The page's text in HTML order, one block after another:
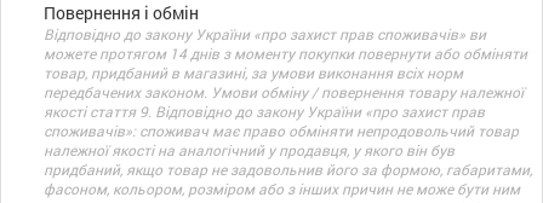
Повернення і обмін
Відповідно до закону України «про захист прав споживачів» ви
можете протягом 14 днів з моменту покупки повернути або обміняти
товар, придбаний в магазині, за умови виконання всіх норм
передбачених законом. Умови обміну / повернення товару належної
якості стаття 9. Відповідно до закону України «про захист прав
споживачів»: споживач має право обміняти непродовольчий товар
належної якості на аналогічний у продавця, у якого він був
придбаний, якщо товар не задовольнив його за формою, габаритами,
фасоном, кольором, розміром або з інших причин не може бути ним